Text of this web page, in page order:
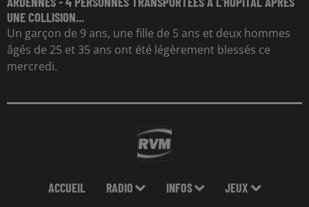
UNE COLLISION...
Un garçon de 9 ans, une fille de 5 ans et deux hommes
âgés de 25 et 35 ans ont été légèrement blessés ce
mercredi.
ACCUEIL RADIO INFOS JEUX